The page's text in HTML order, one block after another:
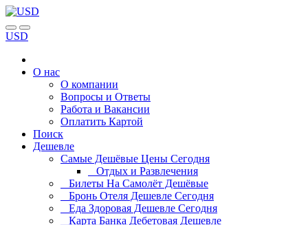
USD
О нас
О компании
Вопросы и Ответы
Работа и Вакансии
Оплатить Картой
Поиск
Дешевле
Самые Дешёвые Цены Сегодня
Отдых и Развлечения
Билеты На Самолёт Дешёвые
Бронь Отеля Дешевле Сегодня
Еда Здоровая Дешевле Сегодня
Карта Банка Дебетовая Дешевле